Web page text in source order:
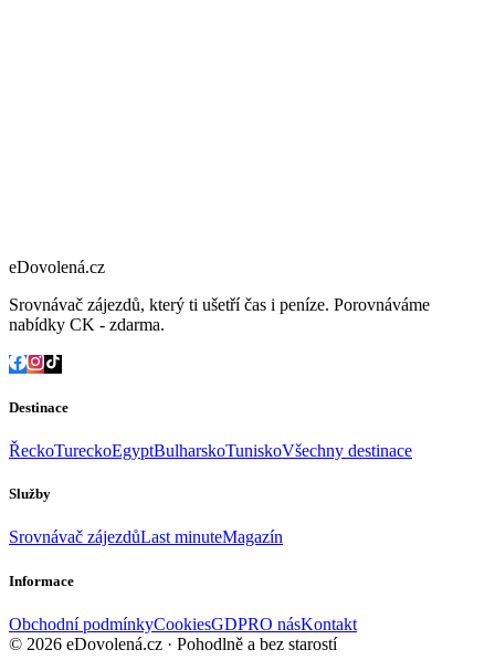
eDovolená.cz
Srovnávač zájezdů, který ti ušetří čas i peníze. Porovnáváme
nabídky CK - zdarma.
Destinace
ŘeckoTureckoEgyptBulharskoTuniskoVšechny destinace
Služby
Srovnávač zájezdůLast minuteMagazín
Informace
Obchodní podmínkyCookiesGDPRO násKontakt
© 2026 eDovolená.cz · Pohodlně a bez starostíVšechna práva